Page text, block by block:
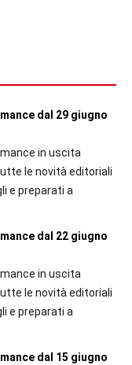
dal 29 giugno
in uscita
le novità editoriali
e preparati a
dal 22 giugno
in uscita
le novità editoriali
e preparati a
dal 15 giugno